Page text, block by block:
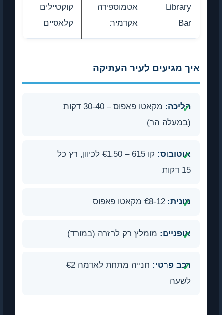
Library
Bar
אטמוספירה
אקדמית
קוקטיילים
קלאסיים
איך מגיעים לעיר העתיקה
הליכה:
מקאטו פאפוס – 30-40 דקות
(במעלה הר)
אוטובוס:
קו 615 – €1.50 לכיוון, רץ כל
15 דקות
מונית: €8-12 מקאטו פאפוס
אופניים: מומלץ רק לחזרה (במורד)
רכב פרטי:
חנייה מתחת לאדמה €2
לשעה